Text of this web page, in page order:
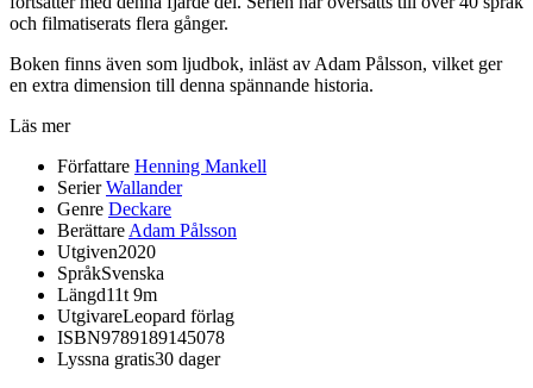
och filmatiserats flera gånger.
Boken finns även som ljudbok, inläst av Adam Pålsson, vilket ger
en extra dimension till denna spännande historia.
Läs mer
Författare Henning Mankell
Serier Wallander
Genre Deckare
Berättare Adam Pålsson
Utgiven2020
SpråkSvenska
Längd11t 9m
UtgivareLeopard förlag
ISBN9789189145078
Lyssna gratis30 dager